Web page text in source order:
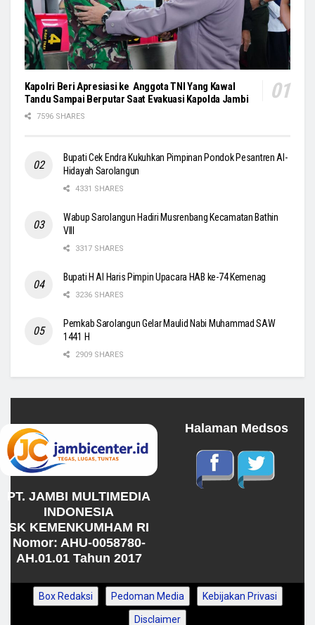
Kapolri Beri Apresiasi ke Anggota TNI Yang Kawal
Tandu Sampai Berputar Saat Evakuasi Kapolda Jambi
7596 SHARES
Bupati Cek Endra Kukuhkan Pimpinan Pondok Pesantren Al-
Hidayah Sarolangun
4331 SHARES
Wabup Sarolangun Hadiri Musrenbang Kecamatan Bathin
VIII
3317 SHARES
Bupati H Al Haris Pimpin Upacara HAB ke-74 Kemenag
3236 SHARES
Pemkab Sarolangun Gelar Maulid Nabi Muhammad SAW
1441 H
2909 SHARES
PT. JAMBI MULTIMEDIA
INDONESIA
SK KEMENKUMHAM RI
Nomor: AHU-0058780-
AH.01.01 Tahun 2017
Halaman Medsos
Box Redaksi Pedoman Media Kebijakan Privasi
Disclaimer